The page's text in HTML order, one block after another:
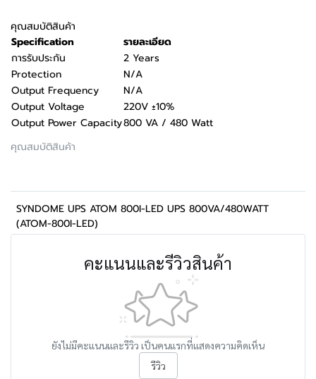
คุณสมบัติสินค้า
คุณสมบัติสินค้า
Specification
รายละเอียด
การรับประกัน
2 Years
Protection
N/A
Output Frequency
N/A
Output Voltage
220V ±10%
Output Power Capacity800 VA / 480 Watt
SYNDOME UPS ATOM 800I-LED UPS 800VA/480WATT
(ATOM-800I-LED)
คะแนนและรีวิวสินค้า
ยังไม่มีคะแนนและรีวิว เป็นคนแรกที่แสดงความคิดเห็น
รีวิว